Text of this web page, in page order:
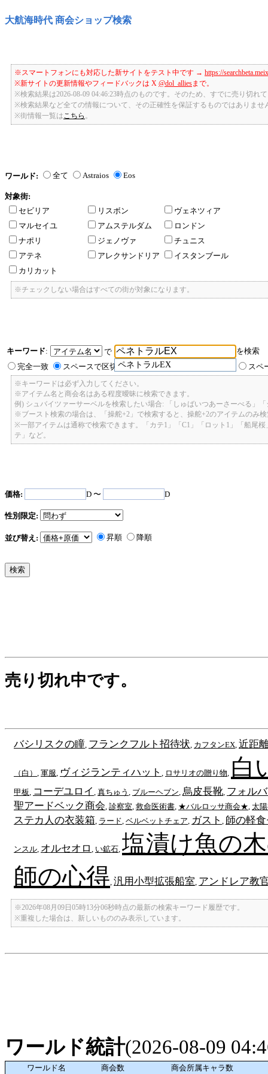
大航海時代 商会ショップ検索
※スマートフォンにも対応した新サイトをテスト中です → https://
※新サイトの更新情報やフィードバックは X @dol_alliesまで。
※検索結果は2026-08-09 04:46:23時点のものです。そのため、すでに売り切れ
※検索結果など全ての情報について、その正確性を保証するものではありませ
※街情報一覧は こちら
ワールド: 全て Astraios Eos
対象街:
セビリア
リスボン
ヴェネツィア
マルセイユ
アムステルダム
ロンドン
ナポリ
ジェノヴァ
チュニス
アテネ
アレクサンドリア
イスタンブール
カリカット
※チェックしない場合はすべての街が対象になります。
キーワード:
で
ペネトラルEX
を検索
完全一致
スペースで区切ったキーワードのいずれかを含む スペ
※キーワードは必ず入力してください。
※アイテム名と商会名はある程度曖昧に検索できます。
例) シュバイツァーサーベルを検索したい場合: 「しゅばいつあーさーべる」
※ブースト検索の場合は、「操舵+2」で検索すると、操舵+2のアイテムのみ
※一部アイテムは通称で検索できます。「カテ1」「C1」「ロット1」「船尾
テ」など。
価格: D 〜 D
性別限定:
並び替え: 昇順 降順
売り切れ中です。
バシリスクの瞳 フランクフルト招待状 カフタンEX 近距
（白） 軍服 ヴィジランティハット ロサリオの贈り物 白
甲板 コーデユロイ 真ちゅう ブルーヘブン 烏皮長靴 フォル
聖アードベック商会 診察室 救命医術書 ★バルロッサ商会★ 太
ステカ人の衣装箱 ラード ベルベットチェア ガスト 師の軽
ンスル オルセオロ い鉱石 塩漬け魚の
師の心得 汎用小型拡張船室 アンドレア教
※2026年08月09日05時13分06秒時点の最新の検索キーワード履歴です。
※重複した場合は、新しいもののみ表示しています。
ワールド統計(2026-08-09
ワールド名 商会数 商会所属キャラ数